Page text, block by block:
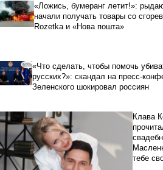
«Ложись, бумеранг летит!»:
начали получать товары со
Rozetka и «Нова пошта»
«Что сделать, чтобы помочь
русских?»: скандал на пресс-
Зеленского шокировал россиян
Клава
тебе